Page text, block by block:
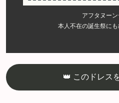
アフタヌー
本人不在の誕生祭に
👑 このドレス